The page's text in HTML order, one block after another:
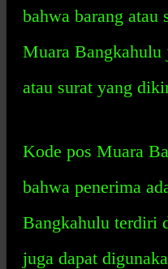
bahwa barang atau
Muara Bangkahulu
atau surat yang
Kode pos Muara
bahwa penerima
Bangkahulu terdiri
juga dapat